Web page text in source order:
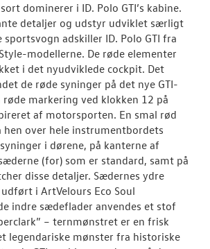
dominerer i ID. Polo GTI’s kabine.
detaljer og udstyr udviklet særligt
adskiller ID. Polo GTI fra
modellerne. De røde elementer
i det nyudviklede cockpit. Det
de røde syninger på det nye GTI-
markering ved klokken 12 på
af motorsporten. En smal rød
hen over hele instrumentbordets
i dørene, på kanterne af
(for) som er standard, samt på
disse detaljer. Sædernes ydre
i ArtVelours Eco Soul
indre sædeflader anvendes et stof
– ternmønstret er en frisk
legendariske mønster fra historiske